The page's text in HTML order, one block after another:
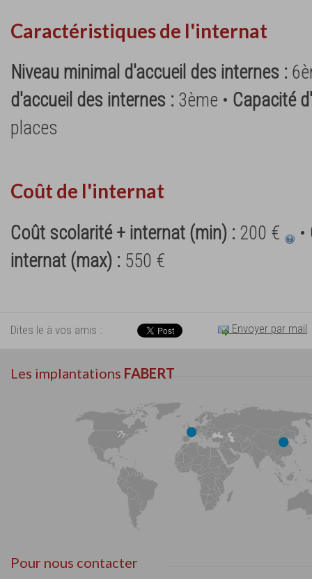
Caractéristiques de l'internat
Niveau minimal d'accueil des internes :
d'accueil des internes : 3ème • Capacité
places
Coût de l'internat
Coût scolarité + internat (min) : 200 € •
internat (max) : 550 €
Dites le à vos amis : Envoyer par mail
Les implantations FABERT
Pour nous contacter